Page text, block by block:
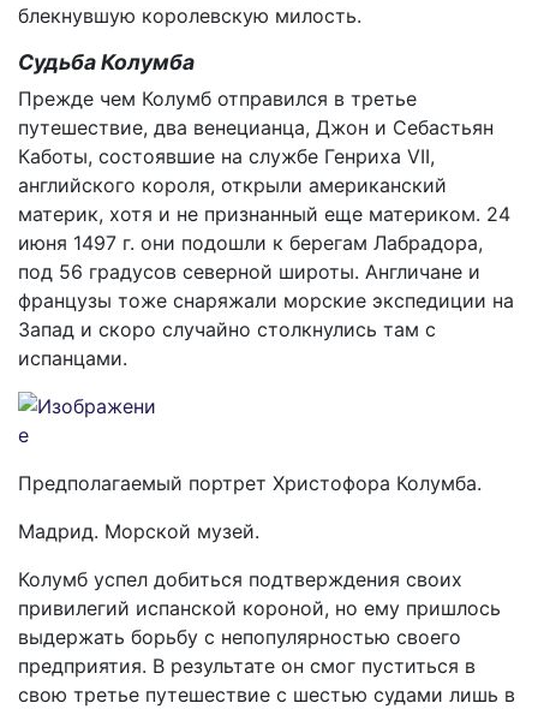
блекнувшую королевскую милость.
Судьба Колумба
Прежде чем Колумб отправился в третье
путешествие, два венецианца, Джон и Себастьян
Каботы, состоявшие на службе Генриха VII,
английского короля, открыли американский
материк, хотя и не признанный еще материком. 24
июня 1497 г. они подошли к берегам Лабрадора,
под 56 градусов северной широты. Англичане и
французы тоже снаряжали морские экспедиции на
Запад и скоро случайно столкнулись там с
испанцами.
Предполагаемый портрет Христофора Колумба.
Мадрид. Морской музей.
Колумб успел добиться подтверждения своих
привилегий испанской короной, но ему пришлось
выдержать борьбу с непопулярностью своего
предприятия. В результате он смог пуститься в
свою третье путешествие с шестью судами лишь в